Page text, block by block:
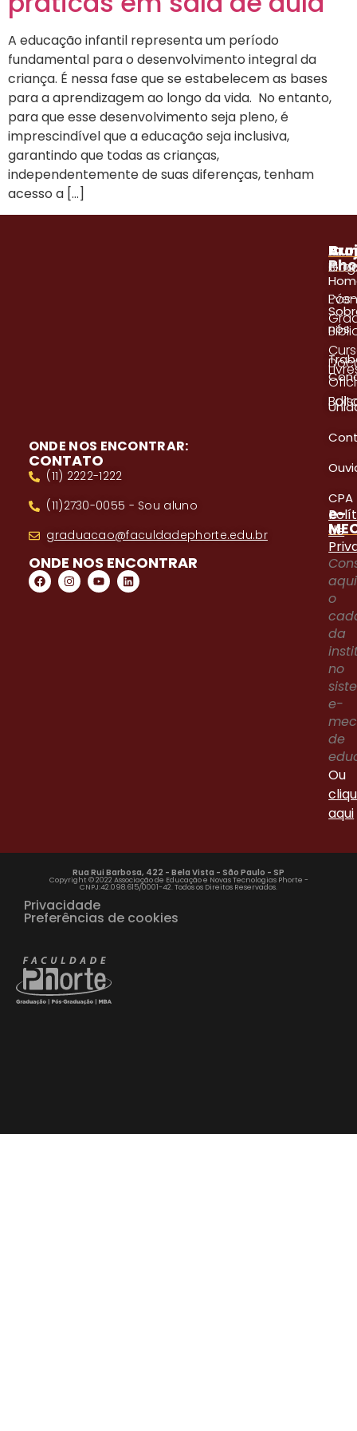
A educação infantil representa um período
fundamental para o desenvolvimento integral da
criança. É nessa fase que se estabelecem as bases
para a aprendizagem ao longo da vida. No entanto,
para que esse desenvolvimento seja pleno, é
imprescindível que a educação seja inclusiva,
garantindo que todas as crianças,
independentemente de suas diferenças, tenham
acesso a […]
ONDE NOS ENCONTRAR:
CONTATO
(11) 2222-1222
(11)2730-0055 - Sou aluno
graduacao@faculdadephorte.edu.br
ONDE NOS ENCONTRAR
A
nós
CPA
Pós-
e-
aqui
o
da
no
e-
mec
de
Ou
aqui
de
Rua Rui Barbosa, 422 - Bela Vista - São Paulo - SP
Copyright © 2022 Associação de Educação e Novas Tecnologias Phorte -
CNPJ:42.098.615/0001-42. Todos os Direitos Reservados.
Privacidade
Preferências de cookies